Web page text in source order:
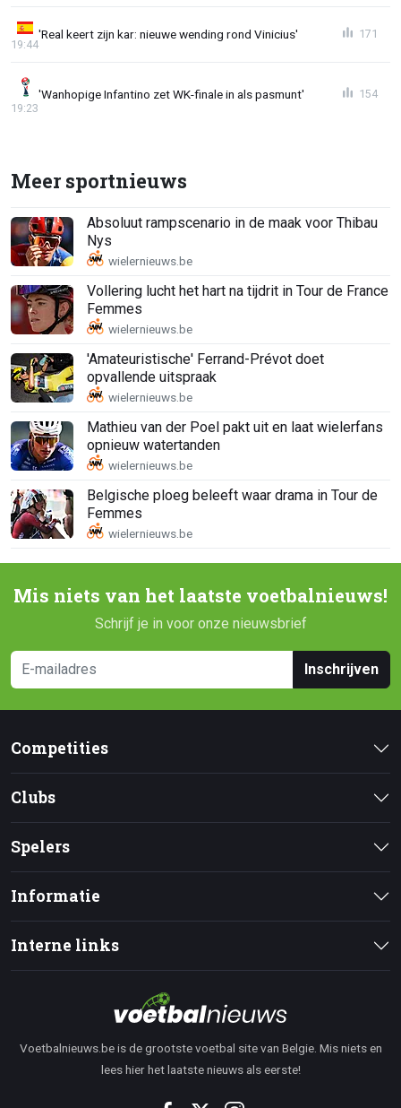
'Real keert zijn kar: nieuwe wending rond Vinicius'
19:44
171
'Wanhopige Infantino zet WK-finale in als pasmunt'
19:23
154
Meer sportnieuws
Absoluut rampscenario in de maak voor Thibau
Nys
Vollering lucht het hart na tijdrit in Tour de France
Femmes
'Amateuristische' Ferrand-Prévot doet
opvallende uitspraak
Mathieu van der Poel pakt uit en laat wielerfans
opnieuw watertanden
Belgische ploeg beleeft waar drama in Tour de
Femmes
Mis niets van het laatste voetbalnieuws!
Schrijf je in voor onze nieuwsbrief
Inschrijven
Competities
Clubs
Spelers
Informatie
Interne links
Voetbalnieuws.be is de grootste voetbal site van Belgie. Mis niets en
lees hier het laatste nieuws als eerste!